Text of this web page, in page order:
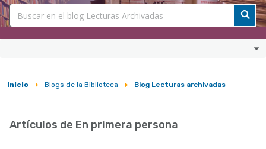
Sobrescribir
de
Inicio Blogs de la Biblioteca Blog Lecturas archivadas
Artículos de En primera persona